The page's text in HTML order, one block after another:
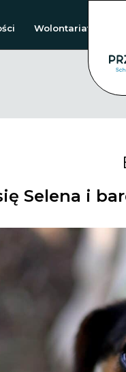
Wolontariat
Selena i